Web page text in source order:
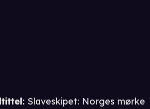
Slaveskipet: Norges mørke